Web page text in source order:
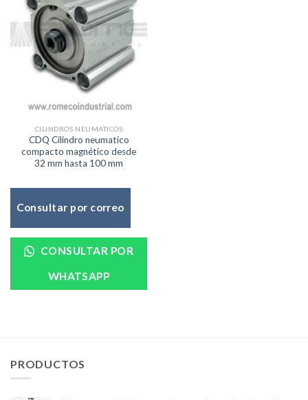
CILINDROS NEUMATICOS
CDQ Cilindro neumatico
compacto magnético desde
32 mm hasta 100 mm
Consultar por correo
CONSULTAR POR
WHATSAPP
PRODUCTOS